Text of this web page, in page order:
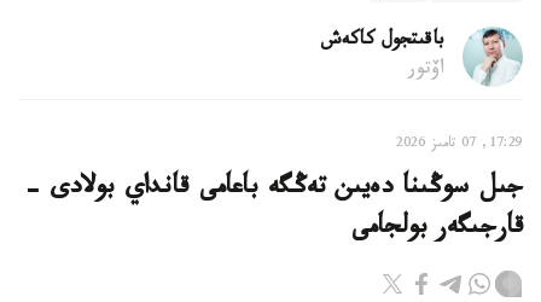
باقىتجول كاكەش
اۆتور
17:29, 07 تامىز 2026
جىل سوڭىنا دەيىن تەڭگە باعامى قانداي بولادى -
قارجىگەر بولجامى